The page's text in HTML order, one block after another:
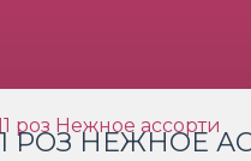
роз Нежное ассорти
РОЗ НЕЖНОЕ